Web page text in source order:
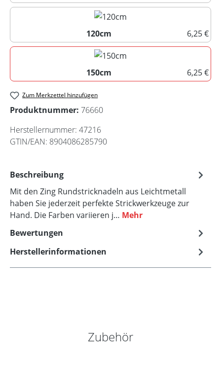
100cm
120cm
6,25 €
120cm
150cm
6,25 €
Zum Merkzettel hinzufügen
Produktnummer: 76660
Herstellernummer: 47216
GTIN/EAN: 8904086285790
Beschreibung
Mit den Zing Rundstricknadeln aus Leichtmetall
haben Sie jederzeit perfekte Strickwerkzeuge zur
Hand. Die Farben variieren j… Mehr
Bewertungen
Herstellerinformationen
Produktgalerie überspringen
Zubehör